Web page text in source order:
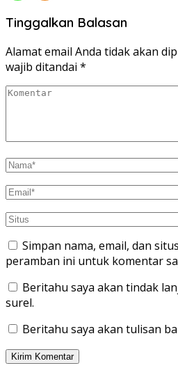
Tinggalkan Balasan
Alamat email Anda tidak akan
wajib ditandai *
Simpan nama, email, dan
peramban ini untuk komentar
Beritahu saya akan tindak
surel.
Beritahu saya akan tulisan